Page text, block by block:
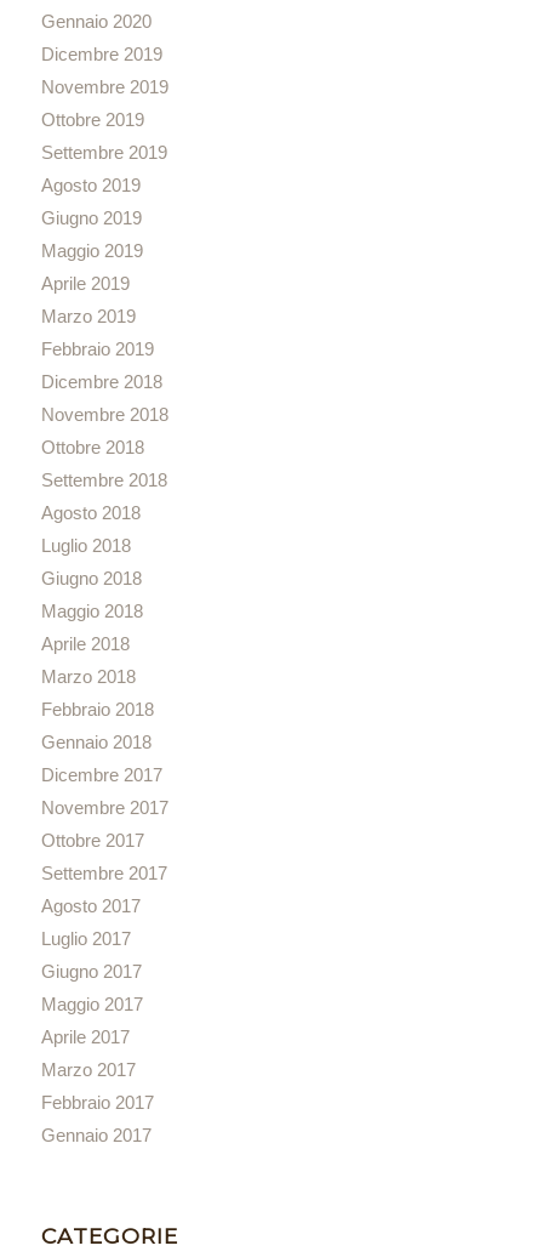
Gennaio 2020
Dicembre 2019
Novembre 2019
Ottobre 2019
Settembre 2019
Agosto 2019
Giugno 2019
Maggio 2019
Aprile 2019
Marzo 2019
Febbraio 2019
Dicembre 2018
Novembre 2018
Ottobre 2018
Settembre 2018
Agosto 2018
Luglio 2018
Giugno 2018
Maggio 2018
Aprile 2018
Marzo 2018
Febbraio 2018
Gennaio 2018
Dicembre 2017
Novembre 2017
Ottobre 2017
Settembre 2017
Agosto 2017
Luglio 2017
Giugno 2017
Maggio 2017
Aprile 2017
Marzo 2017
Febbraio 2017
Gennaio 2017
CATEGORIE